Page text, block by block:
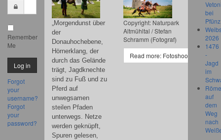
„Morgendunst über
der
Donauhochebene,
Hörnerklang, der
durch das Gelände
trägt, Jagdknechte
sind zu Fuß und zu
Pferd auf
unwegsamen
steilen Pfaden
unterwegs. Netze
werden geknüpft,
Spuren gelesen,
Copyright: Naturpark
Altmühltal / Stefan
Schramm (Fotograf)
Read more: Fotoshooting im
Remember
Me
Forgot
your
username?
Forgot
your
password?
bei
Pfünz
2026
1476
-
Jagd
im
auf
dem
Weg
nach